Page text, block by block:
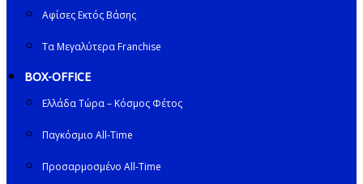
Αφίσες Εκτός Βάσης
Τα Μεγαλύτερα Franchise
BOX-OFFICE
Ελλάδα Τώρα – Κόσμος Φέτος
Παγκόσμιο All-Time
Προσαρμοσμένο All-Time